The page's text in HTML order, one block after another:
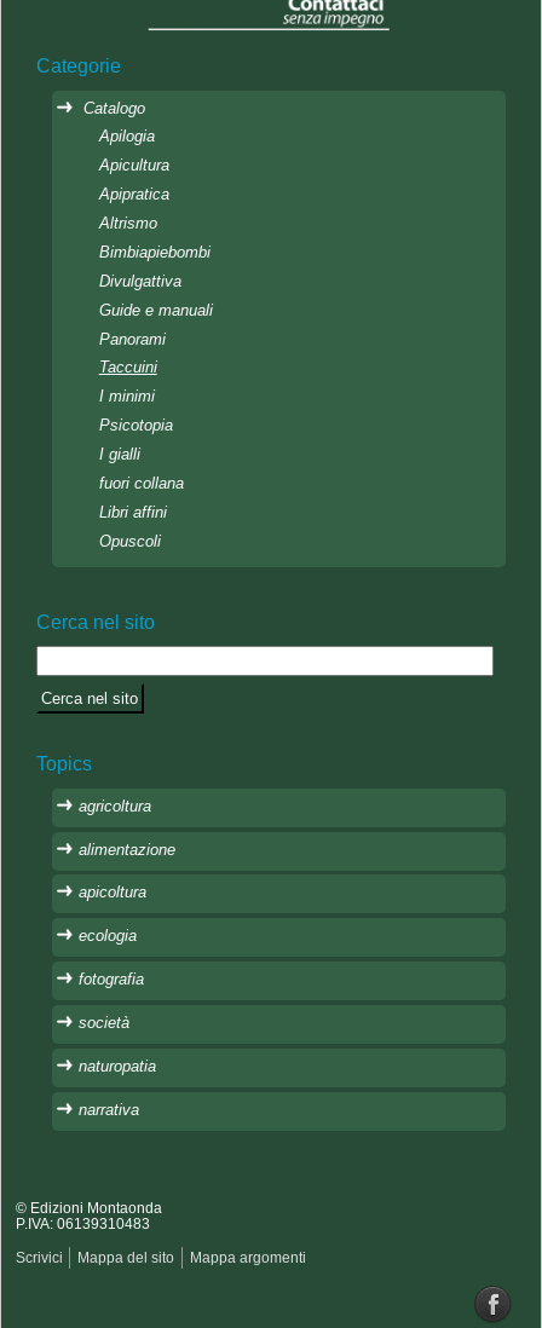
Categorie
Catalogo
Apilogia
Apicultura
Apipratica
Altrismo
Bimbiapiebombi
Divulgattiva
Guide e manuali
Panorami
Taccuini
I minimi
Psicotopia
I gialli
fuori collana
Libri affini
Opuscoli
Cerca nel sito
Topics
agricoltura
alimentazione
apicoltura
ecologia
fotografia
società
naturopatia
narrativa
© Edizioni Montaonda
P.IVA: 06139310483
Scrivici Mappa del sito Mappa argomenti